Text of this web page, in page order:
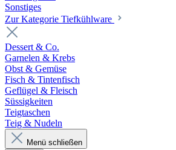
Sonstiges
Zur Kategorie Tiefkühlware
Dessert & Co.
Garnelen & Krebs
Obst & Gemüse
Fisch & Tintenfisch
Geflügel & Fleisch
Süssigkeiten
Teigtaschen
Teig & Nudeln
Menü schließen